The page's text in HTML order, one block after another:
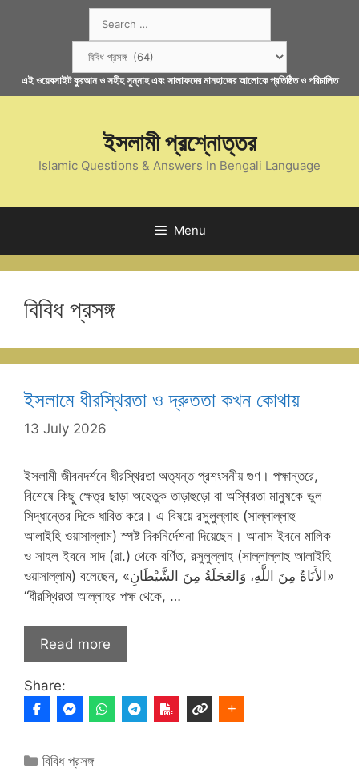
for:
এই ওয়েবসাইট কুরআন ও সহীহ সুন্নাহ এবং সালাফদের মানহাজের আলোকে প্রতিষ্ঠিত ও পরিচালিত
ইসলামী প্রশ্নোত্তর
Islamic Questions & Answers In Bengali Language
Menu
বিবিধ প্রসঙ্গ
ইসলামে ধীরস্থিরতা ও দ্রুততা কখন কোথায়
13 July 2026
ইসলামী জীবনদর্শনে ধীরস্থিরতা অত্যন্ত প্রশংসনীয় গুণ। পক্ষান্তরে,
বিশেষে কিছু ক্ষেত্র ছাড়া অহেতুক তাড়াহুড়ো বা অস্থিরতা মানুষকে ভুল
সিদ্ধান্তের দিকে ধাবিত করে। এ বিষয়ে রসুলুল্লাহ (সাল্লাল্লাহু
আলাইহি ওয়াসাল্লাম) স্পষ্ট দিকনির্দেশনা দিয়েছেন। আনাস ইবনে মালিক
ও সাহল ইবনে সাদ (রা.) থেকে বর্ণিত, রসুলুল্লাহ (সাল্লাল্লাহু আলাইহি
ওয়াসাল্লাম) বলেছেন, «الأَنَاةُ مِنَ اللَّهِ، وَالعَجَلَةُ مِنَ الشَّيْطَانِ»
“ধীরস্থিরতা আল্লাহর পক্ষ থেকে, …
Read more
Share:
Categories
বিবিধ প্রসঙ্গ